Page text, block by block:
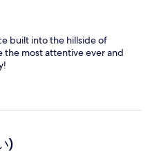
built into the hillside of
the most attentive ever and
)